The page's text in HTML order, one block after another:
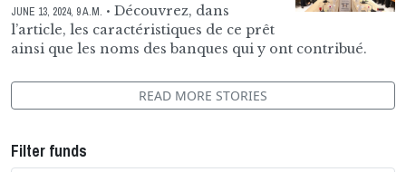
JUNE 13, 2024, 9 A.M.
Découvrez, dans
l’article, les caractéristiques de ce prêt
ainsi que les noms des banques qui y ont contribué.
READ MORE STORIES
Filter funds